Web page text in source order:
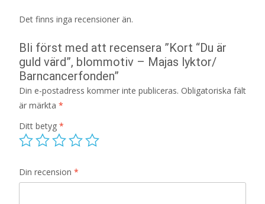
Det finns inga recensioner än.
Bli först med att recensera ”Kort “Du är
guld värd”, blommotiv – Majas lyktor/
Barncancerfonden”
Din e-postadress kommer inte publiceras. Obligatoriska fält
är märkta *
Ditt betyg *
Din recension *